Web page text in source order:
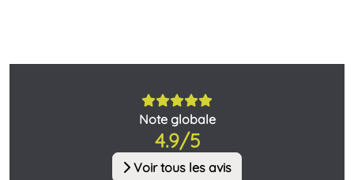
Note globale
4.9/5
Voir tous les avis